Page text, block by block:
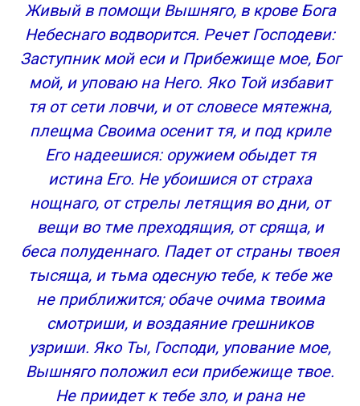
Живый в помощи Вышняго, в крове Бога
Небеснаго водворится. Речет Господеви:
Заступник мой еси и Прибежище мое, Бог
мой, и уповаю на Него. Яко Той избавит
тя от сети ловчи, и от словесе мятежна,
плещма Своима осенит тя, и под криле
Его надеешися: оружием обыдет тя
истина Его. Не убоишися от страха
нощнаго, от стрелы летящия во дни, от
вещи во тме преходящия, от сряща, и
беса полуденнаго. Падет от страны твоея
тысяща, и тьма одесную тебе, к тебе же
не приближится; обаче очима твоима
смотриши, и воздаяние грешников
узриши. Яко Ты, Господи, упование мое,
Вышняго положил еси прибежище твое.
Не приидет к тебе зло, и рана не